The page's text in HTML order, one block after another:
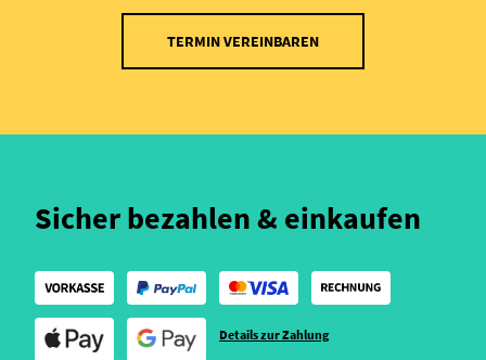
TERMIN VEREINBAREN
Sicher bezahlen & einkaufen
Details zur Zahlung